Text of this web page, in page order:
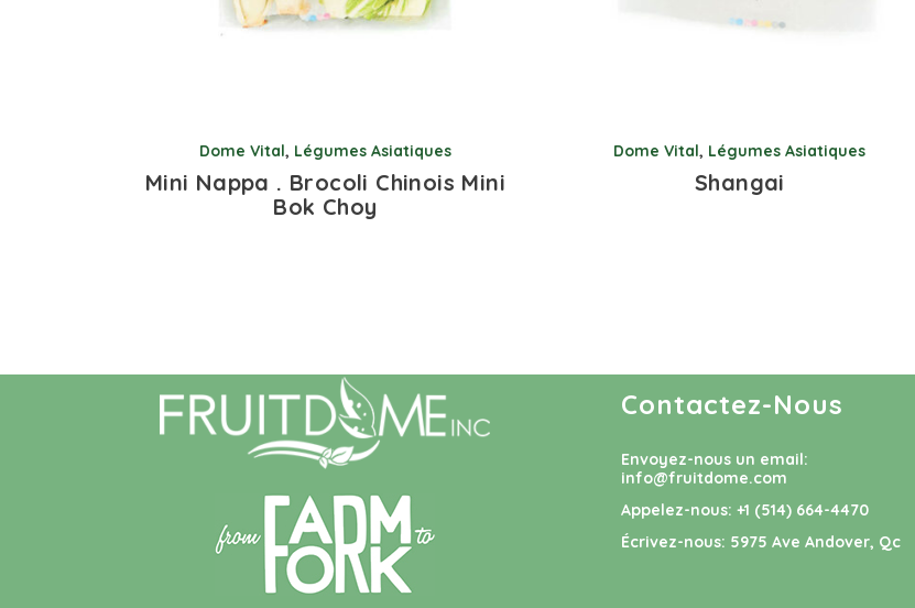
Dome Vital, Légumes Asiatiques
Mini Nappa . Brocoli Chinois Mini
Bok Choy
Dome Vital, Légumes Asiatiques
Shangai
Contactez-Nous
Envoyez-nous un email:
info@fruitdome.com
Appelez-nous: +1 (514) 664-4470
Écrivez-nous: 5975 Ave Andover, Qc